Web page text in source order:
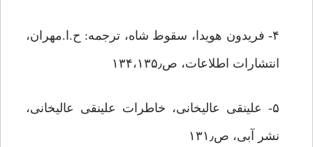
۴- فریدون هویدا، سقوط شاه، ترجمه: ح.ا.مهران،
انتشارات اطلاعات، ص۱۳۴،۱۳۵٫
۵- علینقی عالیخانی، خاطرات علینقی عالیخانی،
نشر آبی، ص۱۳۱٫